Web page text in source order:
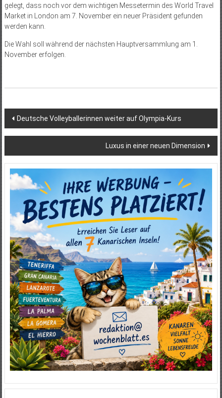
gelegt, dass noch vor dem wichtigen Messetermin des World Travel
Market in London am 7. November ein neuer Präsident gefunden
werden kann.
Die Wahl soll während der nächsten Hauptversammlung am 1.
November erfolgen.
Beitragsnavigation
Deutsche Volleyballerinnen weiter auf Olympia-Kurs
Luxus in einer neuen Dimension